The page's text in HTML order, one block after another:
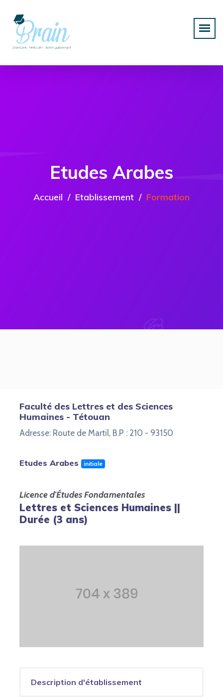
Etudes Arabes
Accueil Etablissement Formation
Faculté des Lettres et des Sciences
Humaines - Tétouan
Adresse: Route de Martil, B.P : 210 - 93150
Etudes Arabes initiale
Licence d'Études Fondamentales
Lettres et Sciences Humaines ||
Durée (3 ans)
Description d'établissement